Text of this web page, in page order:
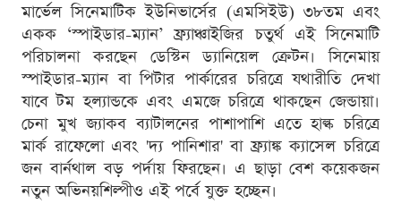
মার্ভেল সিনেমাটিক ইউনিভার্সের (এমসিইউ) ৩৮তম এবং
একক ‘স্পাইডার-ম্যান’ ফ্র্যাঞ্চাইজির চতুর্থ এই সিনেমাটি
পরিচালনা করছেন ডেস্টিন ড্যানিয়েল ক্রেটন। সিনেমায়
স্পাইডার-ম্যান বা পিটার পার্কারের চরিত্রে যথারীতি দেখা
যাবে টম হল্যান্ডকে এবং এমজে চরিত্রে থাকছেন জেন্ডায়া।
চেনা মুখ জ্যাকব ব্যাটালনের পাশাপাশি এতে হাল্ক চরিত্রে
মার্ক রাফেলো এবং 'দ্য পানিশার' বা ফ্র্যাঙ্ক ক্যাসেল চরিত্রে
জন বার্নথাল বড় পর্দায় ফিরছেন। এ ছাড়া বেশ কয়েকজন
নতুন অভিনয়শিল্পীও এই পর্বে যুক্ত হচ্ছেন।